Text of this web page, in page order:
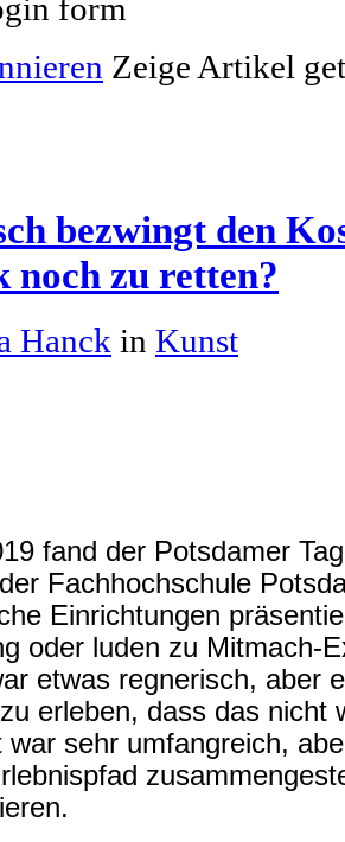
form
Zeige Artikel
bezwingt den
noch zu retten?
Hanck in Kunst
fand der Potsdamer
Fachhochschule
Einrichtungen
oder luden zu Mitmach-
etwas regnerisch, aber
erleben, dass das nicht
war sehr umfangreich,